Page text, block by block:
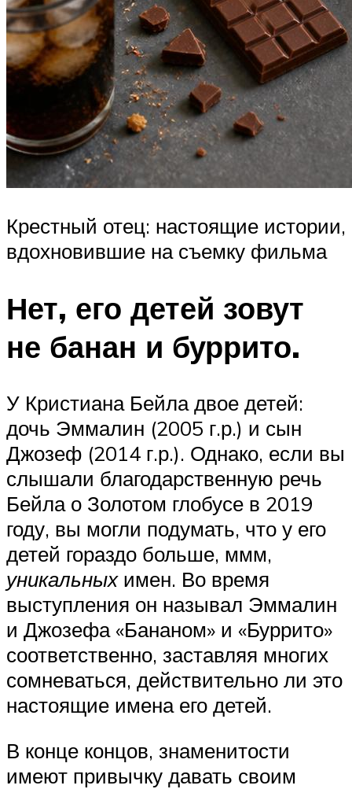
Крестный отец: настоящие истории,
вдохновившие на съемку фильма
Нет, его детей зовут
не банан и буррито.
У Кристиана Бейла двое детей:
дочь Эммалин (2005 г.р.) и сын
Джозеф (2014 г.р.). Однако, если вы
слышали благодарственную речь
Бейла о Золотом глобусе в 2019
году, вы могли подумать, что у его
детей гораздо больше, ммм,
уникальныхимен. Во время
выступления он называл Эммалин
и Джозефа «Бананом» и «Буррито»
соответственно, заставляя многих
сомневаться, действительно ли это
настоящие имена его детей.
В конце концов, знаменитости
имеют привычку давать своим